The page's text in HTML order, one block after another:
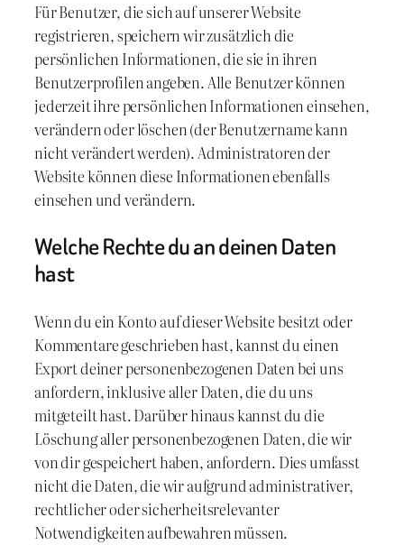
Für Benutzer, die sich auf unserer Website
registrieren, speichern wir zusätzlich die
persönlichen Informationen, die sie in ihren
Benutzerprofilen angeben. Alle Benutzer können
jederzeit ihre persönlichen Informationen einsehen,
verändern oder löschen (der Benutzername kann
nicht verändert werden). Administratoren der
Website können diese Informationen ebenfalls
einsehen und verändern.
Welche Rechte du an deinen Daten
hast
Wenn du ein Konto auf dieser Website besitzt oder
Kommentare geschrieben hast, kannst du einen
Export deiner personenbezogenen Daten bei uns
anfordern, inklusive aller Daten, die du uns
mitgeteilt hast. Darüber hinaus kannst du die
Löschung aller personenbezogenen Daten, die wir
von dir gespeichert haben, anfordern. Dies umfasst
nicht die Daten, die wir aufgrund administrativer,
rechtlicher oder sicherheitsrelevanter
Notwendigkeiten aufbewahren müssen.